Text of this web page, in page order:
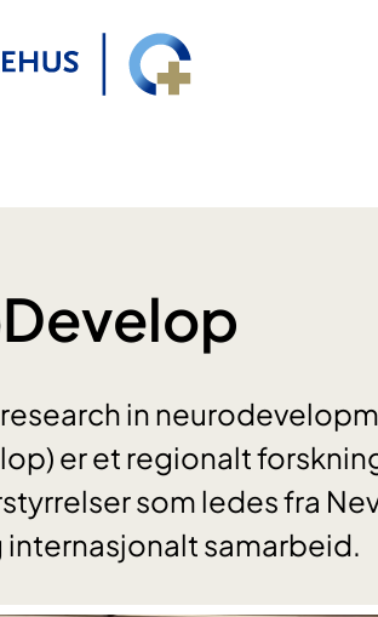
in
er et regionalt
som ledes fra
internasjonalt samarbeid.